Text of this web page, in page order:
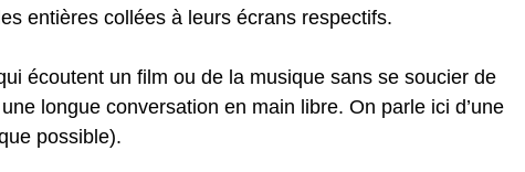
entières collées à leurs écrans respectifs.
écoutent un film ou de la musique sans se soucier de
longue conversation en main libre. On parle ici d’une
possible).